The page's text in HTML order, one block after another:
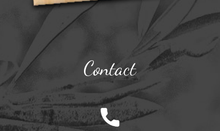
Contact